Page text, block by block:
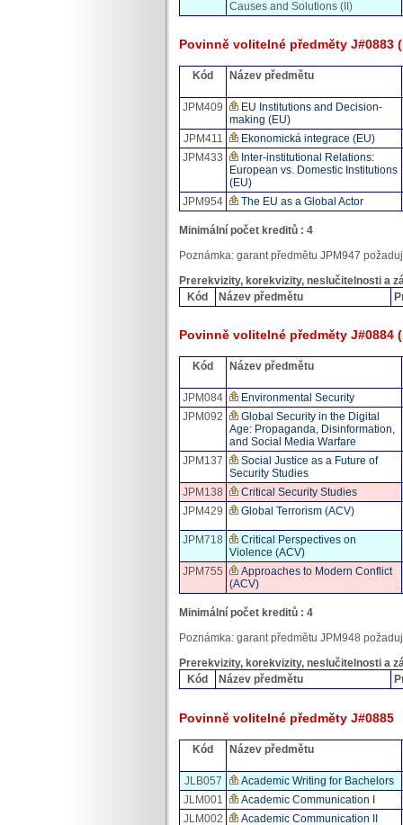
Causes and Solutions (II)
Povinně volitelné předměty J#0883
Kód Název předmětu
JPM409
EU Institutions and Decision-
making (EU)
JPM411
Ekonomická integrace (EU)
JPM433
Inter-institutional Relations:
European vs. Domestic Institutions
(EU)
JPM954
The EU as a Global Actor
Minimální počet kreditů : 4
Poznámka: garant předmětu JPM947
Prerekvizity, korekvizity, neslučitelnosti a
Kód
Název předmětu
Povinně volitelné předměty
Kód Název předmětu
JPM084
Environmental Security
JPM092
Global Security in the Digital
Age: Propaganda, Disinformation,
and Social Media Warfare
JPM137
Social Justice as a Future of
Security Studies
JPM138
Critical Security Studies
JPM429
Global Terrorism (ACV)
JPM718
Critical Perspectives on
Violence (ACV)
JPM755
Approaches to Modern Conflict
(ACV)
Minimální počet kreditů : 4
Poznámka: garant předmětu JPM948
Prerekvizity, korekvizity, neslučitelnosti a
Kód
Název předmětu
Povinně volitelné předměty J#0885
Kód Název předmětu
JLB057
Academic Writing for Bachelors
JLM001
Academic Communication I
JLM002
Academic Communication II